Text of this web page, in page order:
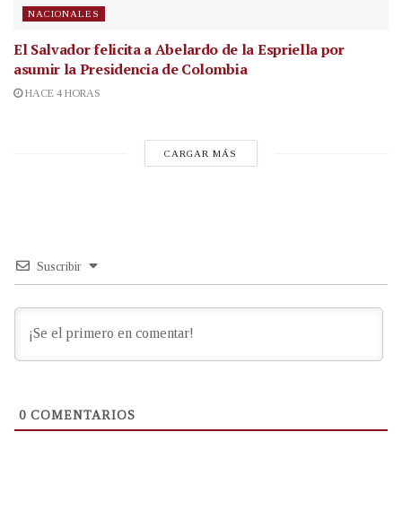
NACIONALES
El Salvador felicita a Abelardo de la Espriella por
asumir la Presidencia de Colombia
HACE 4 HORAS
CARGAR MÁS
Suscribir
0 COMENTARIOS